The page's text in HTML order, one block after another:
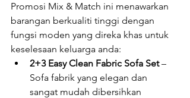
Promosi Mix & Match ini menawarkan
barangan berkualiti tinggi dengan
fungsi moden yang direka khas untuk
keselesaan keluarga anda:
2+3 Easy Clean Fabric Sofa Set –
Sofa fabrik yang elegan dan
sangat mudah dibersihkan